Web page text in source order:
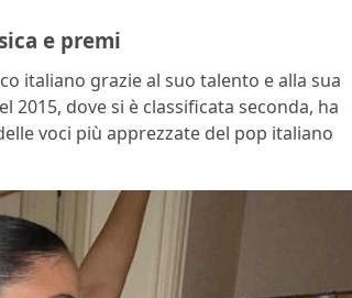
e premi
italiano grazie al suo talento e alla sua
2015, dove si è classificata seconda, ha
voci più apprezzate del pop italiano